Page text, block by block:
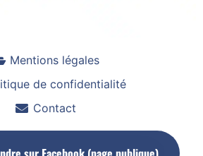
Mentions légales
de confidentialité
Contact